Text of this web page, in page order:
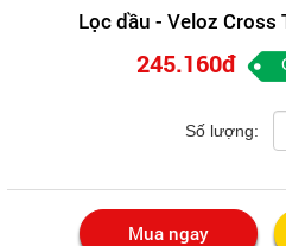
Lọc dầu - Veloz
245.160đ
Số lượng: